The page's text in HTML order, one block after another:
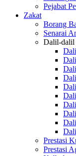
Pejabat
Zakat
Borang
Senarai
Dalil-dalil
Prestasi
Prestasi